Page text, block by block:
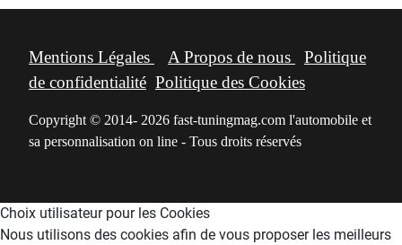
Mentions Légales A Propos de nous
Politique
de confidentialité Politique des Cookies
Copyright © 2014- 2026 fast-tuningmag.com l'automobile et
sa personnalisation on line - Tous droits réservés
Choix utilisateur pour les Cookies
Nous utilisons des cookies afin de vous proposer les meilleurs